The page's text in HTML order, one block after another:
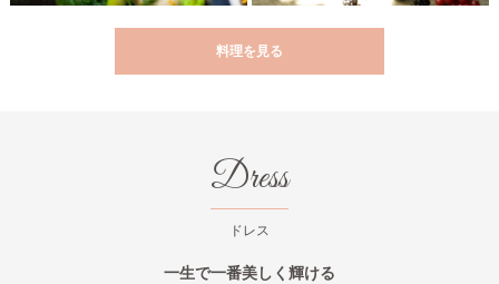
料理を見る
Dress
ドレス
一生で一番美しく輝ける